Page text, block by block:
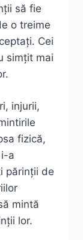
să fie
o treime
Cei
simțit mai
injurii,
fizică,
a
părinții de
mintă
lor.